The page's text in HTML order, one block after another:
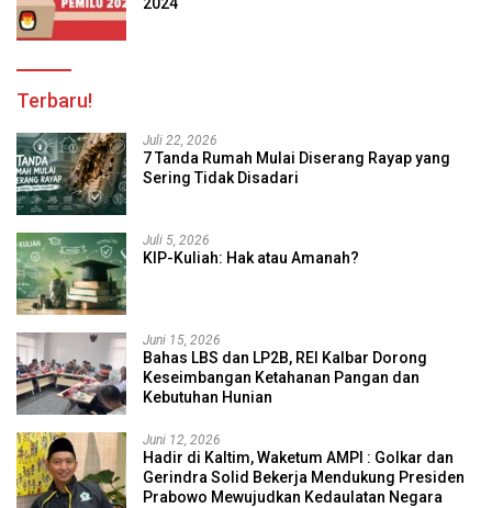
2024
Terbaru!
Juli 22, 2026
7 Tanda Rumah Mulai Diserang Rayap yang
Sering Tidak Disadari
Juli 5, 2026
KIP-Kuliah: Hak atau Amanah?
Juni 15, 2026
Bahas LBS dan LP2B, REI Kalbar Dorong
Keseimbangan Ketahanan Pangan dan
Kebutuhan Hunian
Juni 12, 2026
Hadir di Kaltim, Waketum AMPI : Golkar dan
Gerindra Solid Bekerja Mendukung Presiden
Prabowo Mewujudkan Kedaulatan Negara